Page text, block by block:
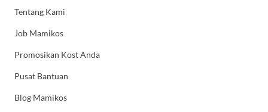
Tentang Kami
Job Mamikos
Promosikan Kost Anda
Pusat Bantuan
Blog Mamikos